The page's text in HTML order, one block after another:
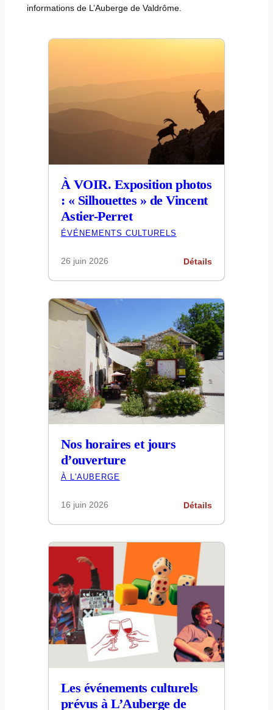
informations de L’Auberge de Valdrôme.
À VOIR. Exposition photos
: « Silhouettes » de Vincent
Astier-Perret
ÉVÉNEMENTS CULTURELS
26 juin 2026 Détails
Nos horaires et jours
d’ouverture
À L'AUBERGE
16 juin 2026 Détails
Les événements culturels
prévus à L’Auberge de